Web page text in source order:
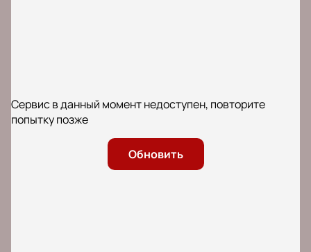
Сервис в данный момент недоступен, повторите
попытку позже
Обновить